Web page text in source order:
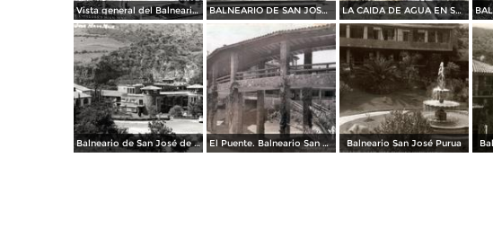
Vista general del Balneario de San Jose Porrua BALNEARIO DE SAN JOSE PURUA LA CAIDA DE AGUA EN SAN JOSE PURUA
Balneario de San José de Purúa El Puente. Balneario San José Purua Balneario San José Purua